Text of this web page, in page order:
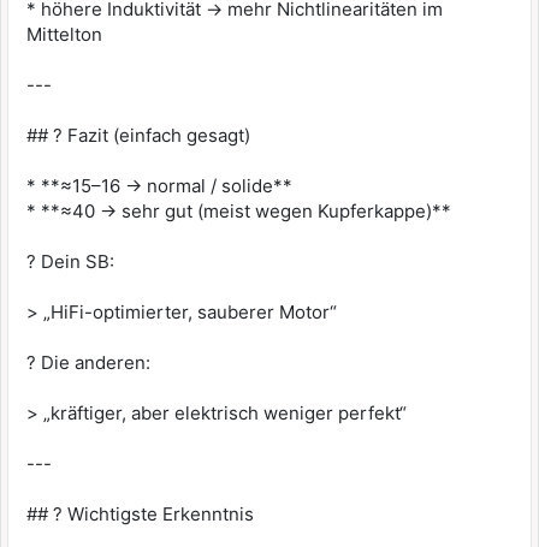
* höhere Induktivität → mehr Nichtlinearitäten im
Mittelton
---
## ? Fazit (einfach gesagt)
* **≈15–16 → normal / solide**
* **≈40 → sehr gut (meist wegen Kupferkappe)**
? Dein SB:
> „HiFi-optimierter, sauberer Motor“
? Die anderen:
> „kräftiger, aber elektrisch weniger perfekt“
---
## ? Wichtigste Erkenntnis